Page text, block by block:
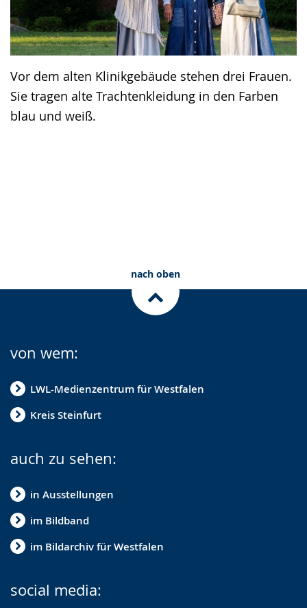
Vor dem alten Klinikgebäude stehen drei Frauen.
Sie tragen alte Trachtenkleidung in den Farben
blau und weiß.
nach oben
von wem:
LWL-Medienzentrum für Westfalen
Kreis Steinfurt
auch zu sehen:
in Ausstellungen
im Bildband
im Bildarchiv für Westfalen
social media: